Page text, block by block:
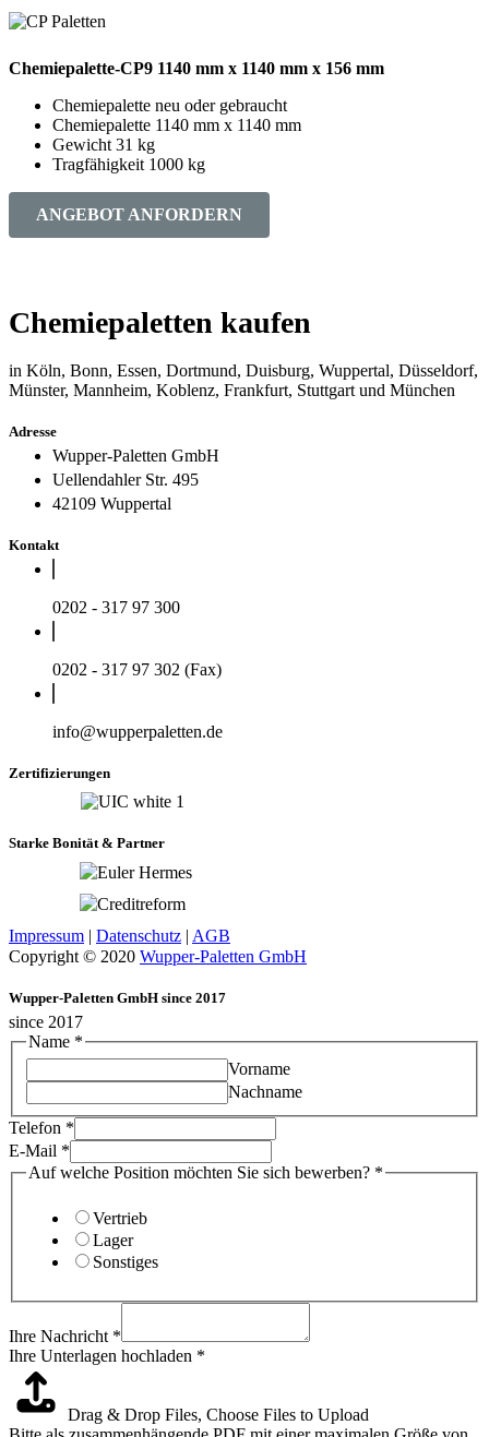
Chemiepalette-CP9 1140 mm x 1140 mm x 156 mm
Chemiepalette neu oder gebraucht
Chemiepalette 1140 mm x 1140 mm
Gewicht 31 kg
Tragfähigkeit 1000 kg
ANGEBOT ANFORDERN
Chemiepaletten kaufen
in Köln, Bonn, Essen, Dortmund, Duisburg, Wuppertal, Düsseldorf,
Münster, Mannheim, Koblenz, Frankfurt, Stuttgart und München
Adresse
Wupper-Paletten GmbH
Uellendahler Str. 495
42109 Wuppertal
Kontakt
0202 - 317 97 300
0202 - 317 97 302 (Fax)
info@wupperpaletten.de
Zertifizierungen
Starke Bonität & Partner
Impressum | Datenschutz | AGB
Copyright © 2020 Wupper-Paletten GmbH
Wupper-Paletten GmbH since 2017
since 2017
Name *
Vorname
Nachname
Telefon *
E-Mail *
Auf welche Position möchten Sie sich bewerben? *
Vertrieb
Lager
Sonstiges
Ihre Nachricht *
Ihre Unterlagen hochladen *
Drag & Drop Files, Choose Files to Upload